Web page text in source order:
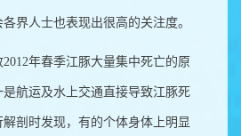
界人士也表现出很高的关注度。
2012年春季江豚大量集中死亡的原
是航运及水上交通直接导致江豚死
剖时发现，有的个体身体上明显